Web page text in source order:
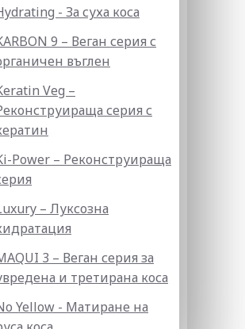
- За суха коса
9 – Веган серия с
въглен
Veg –
серия с
Power – Реконструираща
– Луксозна
3 – Веган серия за
и третирана коса
Yellow - Матиране на